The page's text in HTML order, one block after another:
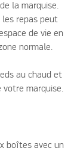
la marquise.
les repas peut
de vie en
normale.
au chaud et
votre marquise.
boîtes avec un